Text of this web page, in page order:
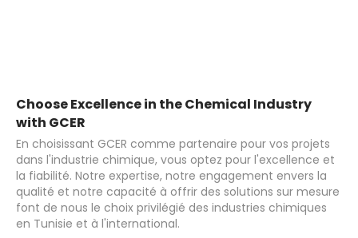
Choose Excellence in the Chemical Industry
with GCER
En choisissant GCER comme partenaire pour vos projets
dans l'industrie chimique, vous optez pour l'excellence et
la fiabilité. Notre expertise, notre engagement envers la
qualité et notre capacité à offrir des solutions sur mesure
font de nous le choix privilégié des industries chimiques
en Tunisie et à l'international.